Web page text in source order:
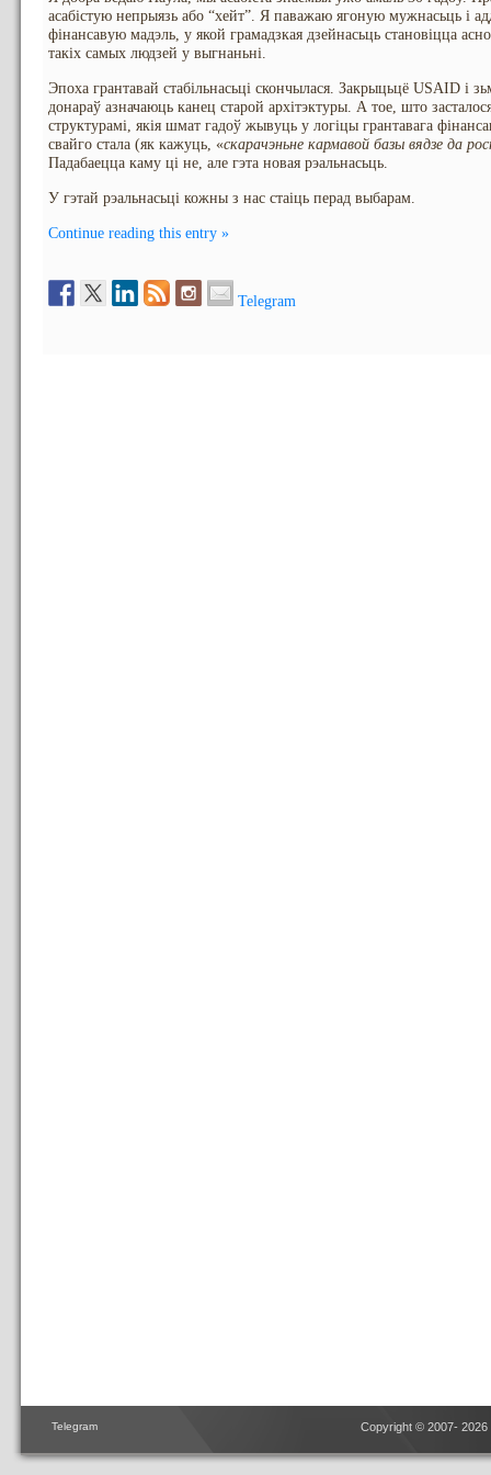
асабістую непрыязь або “хейт”. Я паважаю ягоную мужнасьць і
фінансавую мадэль, у якой грамадзкая дзейнасьць становіцца
такіх самых людзей у выгнаньні.
Эпоха грантавай стабільнасьці скончылася. Закрыцьцё USAID і
донараў азначаюць канец старой архітэктуры. А тое, што
структурамі, якія шмат гадоў жывуць у логіцы грантавага
свайго стала (як кажуць, «скарачэньне кармавой базы вядзе да
Падабаецца каму ці не, але гэта новая рэальнасьць.
У гэтай рэальнасьці кожны з нас стаіць перад выбарам.
Continue reading this entry »
Telegram
Telegram Copyright © 2007- 2026